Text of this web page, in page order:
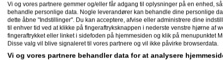
Gæstebog
Ingen har endnu skrevet i Lasse
Vi og vores partnere gemmer og/eller får adgang til oplysninger på en enhed,
behandle personlige data. Nogle leverandører kan behandle dine personlige
dette åbne "Indstillinger". Du kan acceptere, afvise eller administrere dine
til enhver tid ved at klikke på fingeraftryksknappen i nederste venstre hjørne af
fingeraftrykket eller linket i sidefoden på hjemmesiden og klik på menupunktet
Disse valg vil blive signaleret til vores partnere og vil ikke påvirke browserdata.
Vi og vores partnere behandler data for at analysere